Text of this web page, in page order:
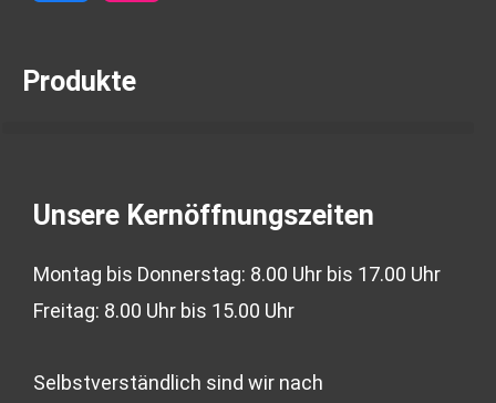
c
b
o
o
k
s
a
g
r
a
Produkte
Unsere Kernöffnungszeiten
Montag bis Donnerstag: 8.00 Uhr bis 17.00 Uhr
Freitag: 8.00 Uhr bis 15.00 Uhr
Selbstverständlich sind wir nach